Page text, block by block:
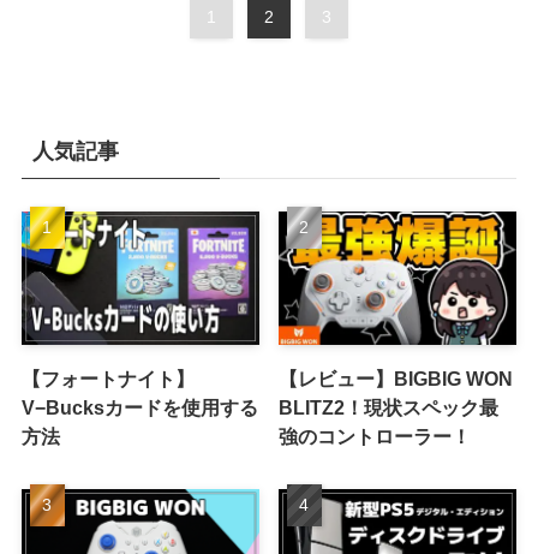
1 2 3
人気記事
【フォートナイト】
V−Bucksカードを使用する
方法
【レビュー】BIGBIG WON
BLITZ2！現状スペック最
強のコントローラー！